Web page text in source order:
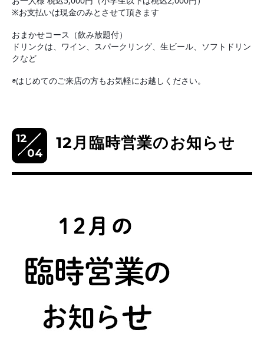
※お支払いは現金のみとさせて頂きます
おまかせコース（飲み放題付）
ドリンクは、ワイン、スパークリング、生ビール、ソフトドリン
クなど
◉はじめてのご来店の方もお気軽にお越しください。
12
04
12月臨時営業のお知らせ